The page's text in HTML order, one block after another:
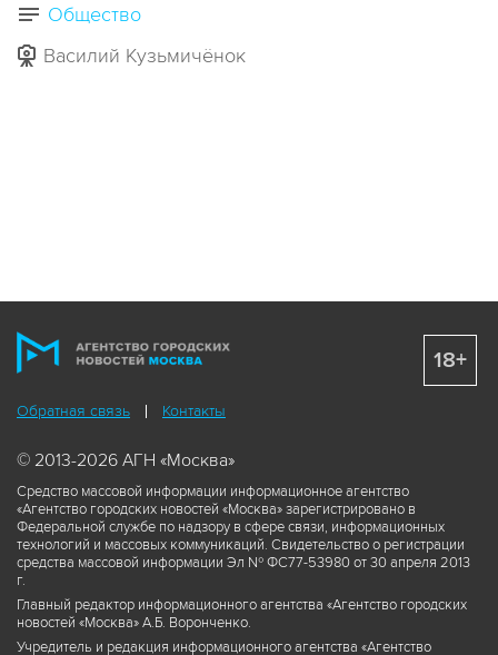
Общество
Василий Кузьмичёнок
Обратная связь Контакты
© 2013-2026 АГН «Москва»
Средство массовой информации информационное агентство
«Агентство городских новостей «Москва» зарегистрировано в
Федеральной службе по надзору в сфере связи, информационных
технологий и массовых коммуникаций. Свидетельство о регистрации
средства массовой информации Эл № ФС77-53980 от 30 апреля 2013
г.
Главный редактор информационного агентства «Агентство городских
новостей «Москва» А.Б. Воронченко.
Учредитель и редакция информационного агентства «Агентство
18+